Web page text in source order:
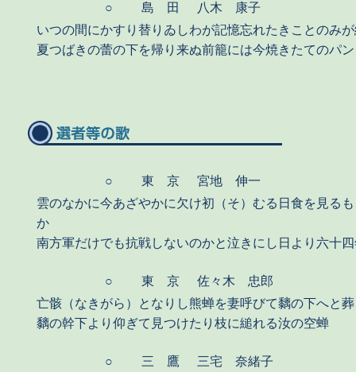
○ 島 田
八木 康子
いつの間にかすり替りゐしわが記憶忘れたきことのみ
夏つばきの蕾の下を帰り来ぬ前籠には今焼きたてのパン
○ 東 京
宮地 伸一
雲のなかに今あざやかに欠け初（そ）むる日食を見る
か
南方軍だけでも抗戦しないのかと泣きにし日より六十
○ 東 京
佐々木 忠郎
亡骸（なきがら）となりし熊蝉を妻呼びて黐の下へと
黐の幹下より仰ぎて見つけたり枝に縋れる汝の空蝉
○ 三 鷹
三宅 奈緒子